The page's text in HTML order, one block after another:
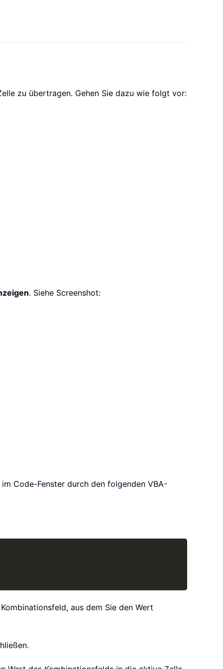
zu übertragen. Gehen Sie dazu wie folgt vor:
. Siehe Screenshot:
Code-Fenster durch den folgenden VBA-
aus dem Sie den Wert